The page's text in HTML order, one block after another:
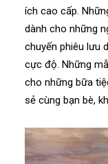
ích cao cấp.
dành cho những
chuyến phiêu lưu
cực độ. Những
cho những bữa
sẻ cùng bạn bè,